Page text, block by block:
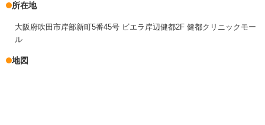
所在地
大阪府吹田市岸部新町5番45号 ビエラ岸辺健都2F 健都クリニックモー
ル
地図